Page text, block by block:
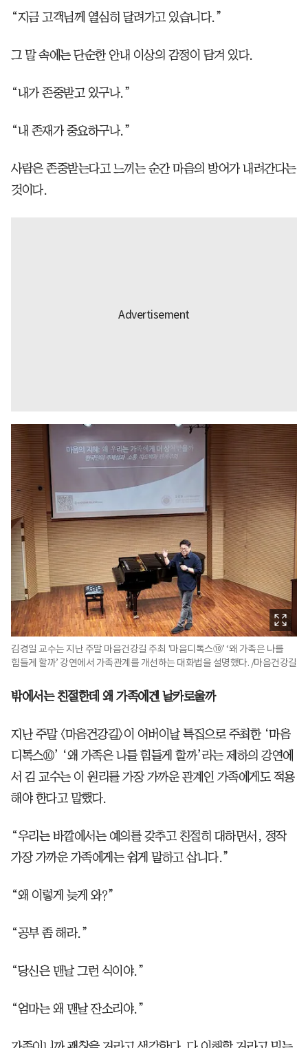
“지금 고객님께 열심히 달려가고 있습니다.”
그 말 속에는 단순한 안내 이상의 감정이 담겨 있다.
“내가 존중받고 있구나.”
“내 존재가 중요하구나.”
사람은 존중받는다고 느끼는 순간 마음의 방어가 내려간다는
것이다.
김경일 교수는 지난 주말 마음건강길 주최 '마음디톡스⑩’ ‘왜 가족은 나를
힘들게 할까’ 강연에서 가족관계를 개선하는 대화법을 설명했다. /마음건강길
밖에서는 친절한데 왜 가족에겐 날카로울까
지난 주말 <마음건강길>이 어버이날 특집으로 주최한 ‘마음
디톡스⑩’ ‘왜 가족은 나를 힘들게 할까’라는 제하의 강연에
서 김 교수는 이 원리를 가장 가까운 관계인 가족에게도 적용
해야 한다고 말했다.
“우리는 바깥에서는 예의를 갖추고 친절히 대하면서, 정작
가장 가까운 가족에게는 쉽게 말하고 삽니다.”
“왜 이렇게 늦게 와?”
“공부 좀 해라.”
“당신은 맨날 그런 식이야.”
“엄마는 왜 맨날 잔소리야.”